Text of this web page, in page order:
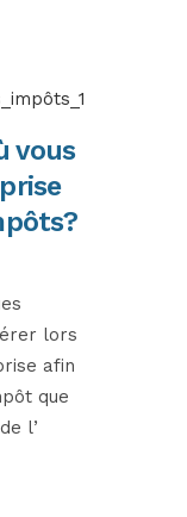
vous
lors
afin
que
l’